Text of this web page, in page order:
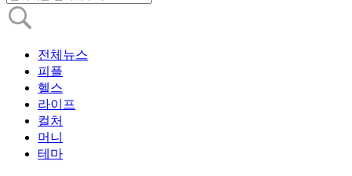
전체뉴스
피플
헬스
라이프
컬처
머니
테마